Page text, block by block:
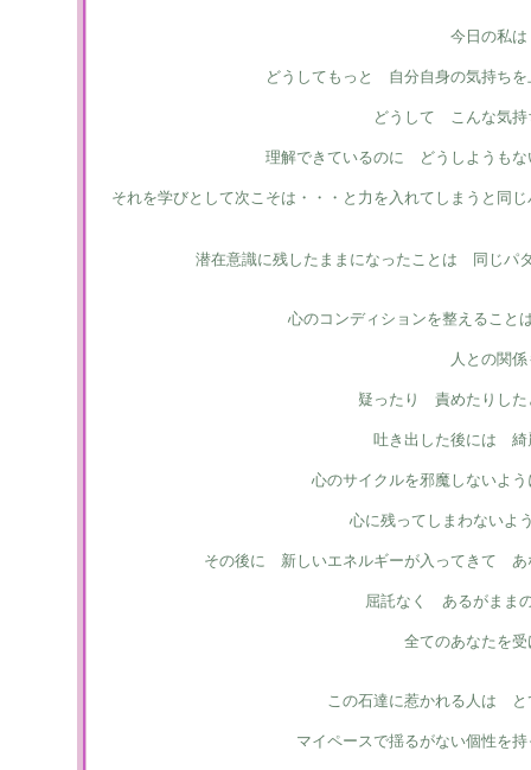
今日の私
どうしてもっと 自分自身の気持ちを
どうして こんな気持
理解できているのに どうしようも
それを学びとして次こそは・・・と力を入れてしまうと同
潜在意識に残したままになったことは 同じパ
心のコンディションを整えるこ
人との関
疑ったり 責めたりし
吐き出した後には 綺
心のサイクルを邪魔しないよ
心に残ってしまわないよ
その後に 新しいエネルギーが入ってきて
屈託なく あるがまま
全てのあなたを
この石達に惹かれる人は
マイペースで揺るがない個性を